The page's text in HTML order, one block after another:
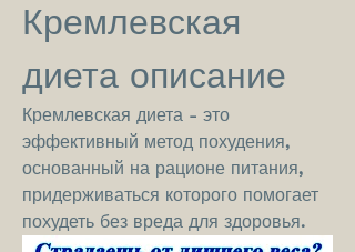
Кремлевская
диета описание
Кремлевская диета - это
эффективный метод похудения,
основанный на рационе питания,
придерживаться которого помогает
похудеть без вреда для здоровья.